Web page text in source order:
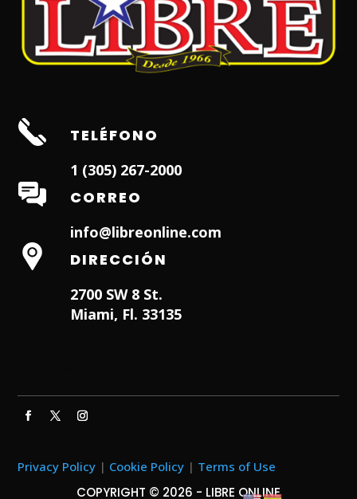
TELÉFONO
1 (305) 267-2000
CORREO
info@libreonline.com
DIRECCIÓN
2700 SW 8 St.
Miami, Fl. 33135
Privacy Policy | Cookie Policy | Terms of Use
COPYRIGHT © 2026 - LIBRE ONLINE